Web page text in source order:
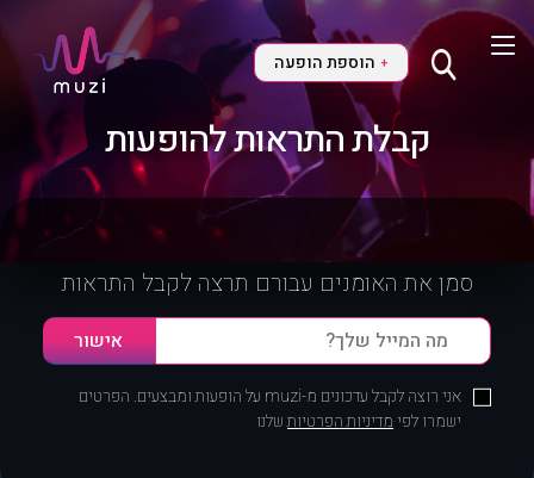
+ הוספת הופעה
קבלת התראות להופעות
סמן את האומנים עבורם תרצה לקבל התראות
אני רוצה לקבל עדכונים מ-muzi על הופעות ומבצעים. הפרטים
ישמרו לפימדיניות הפרטיותשלנו